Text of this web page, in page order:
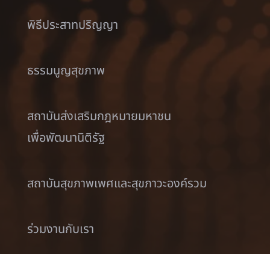
พิธีประสาทปริญญา
ธรรมนูญสุขภาพ
สถาบันส่งเสริมกฎหมายมหาชน
เพื่อพัฒนานิติรัฐ
สถาบันสุขภาพเพศและสุขภาวะองค์รวม
ร่วมงานกับเรา